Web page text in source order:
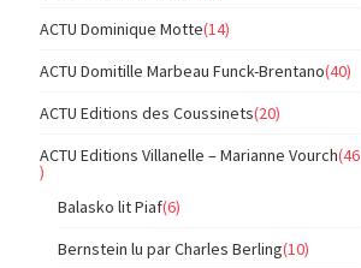
ACTU Dominique Motte(14)
ACTU Domitille Marbeau Funck-Brentano(40)
ACTU Editions des Coussinets(20)
ACTU Editions Villanelle – Marianne Vourch(46
)
Balasko lit Piaf(6)
Bernstein lu par Charles Berling(10)